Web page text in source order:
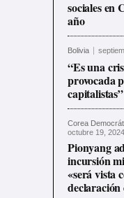
sociales en
año
Bolivia
“Es una
provocada
capitalistas”
Corea
octubre 19, 2024
Pionyang
incursión
«será vista